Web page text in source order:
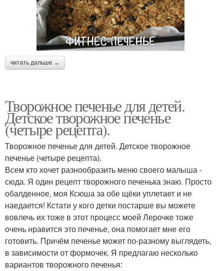
читать дальше →
Творожное печенье для детей.
Детское творожное печенье
(четыре рецепта).
Творожное печенье для детей. Детское творожное
печенье (четыре рецепта).
Всем кто хочет разнообразить меню своего малыша -
сюда. Я один рецепт творожного печенька знаю. Просто
обалденное, моя Ксюша за обе щёки уплетает и не
наедается! Кстати у кого детки постарше вы можете
вовлечь их тоже в этот процесс моей Лерочке тоже
очень нравится это печенье, она помогает мне его
готовить. Причём печенье может по-разному выглядеть,
в зависимости от формочек. Я предлагаю несколько
вариантов творожного печенья: